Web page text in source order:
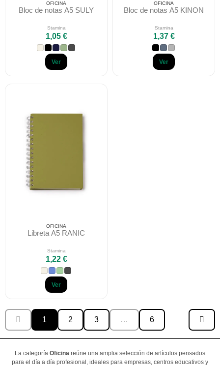
OFICINA
Bloc de notas A5 SULY
Stamina
1,05 €
Ver
OFICINA
Bloc de notas A5 KINON
Stamina
1,37 €
Ver
OFICINA
Libreta A5 RANIC
Stamina
1,22 €
Ver
1 2 3 … 6
La categoría Oficina reúne una amplia selección de artículos pensados
para el día a día profesional, ideales para empresas, centros educativos y